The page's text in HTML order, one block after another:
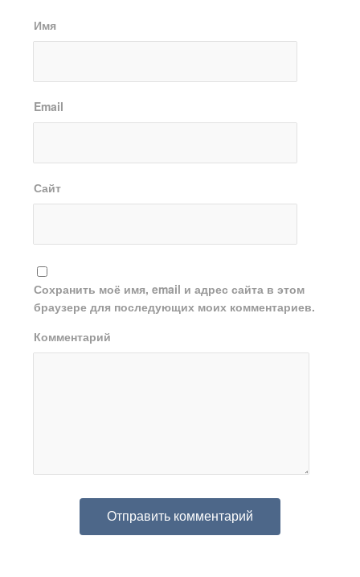
Имя
Email
Сайт
Сохранить моё имя, email и адрес сайта в этом
браузере для последующих моих комментариев.
Комментарий